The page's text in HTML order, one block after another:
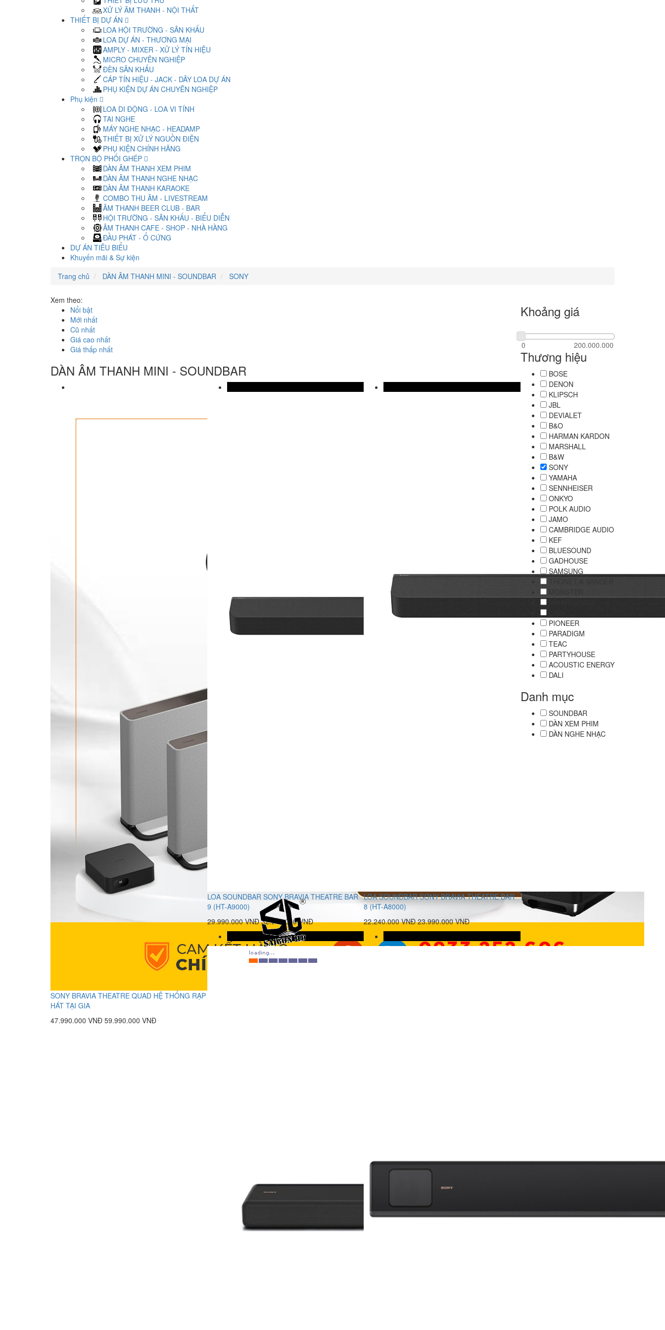
XỬ LÝ ÂM THANH - NỘI THẤT
THIẾT BỊ DỰ ÁN
LOA HỘI TRƯỜNG - SÂN KHẤU
LOA DỰ ÁN - THƯƠNG MẠI
AMPLY - MIXER - XỬ LÝ TÍN HIỆU
MICRO CHUYÊN NGHIỆP
ĐÈN SÂN KHẤU
CÁP TÍN HIỆU - JACK - DÂY LOA DỰ ÁN
PHỤ KIỆN DỰ ÁN CHUYÊN NGHIỆP
Phụ kiện
LOA DI ĐỘNG - LOA VI TÍNH
TAI NGHE
MÁY NGHE NHẠC - HEADAMP
THIẾT BỊ XỬ LÝ NGUỒN ĐIỆN
PHỤ KIỆN CHÍNH HÃNG
TRỌN BỘ PHỐI GHÉP
DÀN ÂM THANH XEM PHIM
DÀN ÂM THANH NGHE NHẠC
DÀN ÂM THANH KARAOKE
COMBO THU ÂM - LIVESTREAM
ÂM THANH BEER CLUB - BAR
HỘI TRƯỜNG - SÂN KHẤU - BIỂU DIỄN
ÂM THANH CAFE - SHOP - NHÀ HÀNG
ĐẦU PHÁT - Ổ CỨNG
DỰ ÁN TIÊU BIỂU
Khuyến mãi & Sự kiện
Trang chủ
DÀN ÂM THANH MINI - SOUNDBAR SONY
Xem theo:
Nổi bật
Mới nhất
Cũ nhất
Giá cao nhất
Giá thấp nhất
DÀN ÂM THANH MINI - SOUNDBAR
SONY BRAVIA THEATRE QUAD HỆ THỐNG RẠP
HÁT TẠI GIA
47.990.000 VNĐ 59.990.000 VNĐ
LOA SOUNDBAR SONY BRAVIA THEATRE BAR
9 (HT-A9000)
29.990.000 VNĐ 32.990.000 VNĐ
LOA SOUNDBAR SONY BRAVIA THEATRE BAR
8 (HT-A8000)
22.240.000 VNĐ 23.990.000 VNĐ
Khoảng giá
Thương hiệu
BOSE
DENON
KLIPSCH
JBL
DEVIALET
B&O
HARMAN KARDON
MARSHALL
B&W
SONY
YAMAHA
SENNHEISER
ONKYO
POLK AUDIO
JAMO
CAMBRIDGE AUDIO
KEF
BLUESOUND
GADHOUSE
SAMSUNG
PIONEER
PARADIGM
TEAC
PARTYHOUSE
ACOUSTIC ENERGY
DALI
Danh mục
SOUNDBAR
DÀN XEM PHIM
DÀN NGHE NHẠC